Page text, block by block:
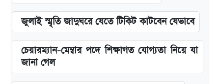
জুলাই স্মৃতি জাদুঘরে যেতে টিকিট কাটবেন যেভাবে
চেয়ারম্যান-মেম্বার পদে শিক্ষাগত যোগ্যতা নিয়ে যা
জানা গেল